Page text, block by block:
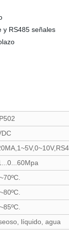
y RS485 señales
,
líquido, agua